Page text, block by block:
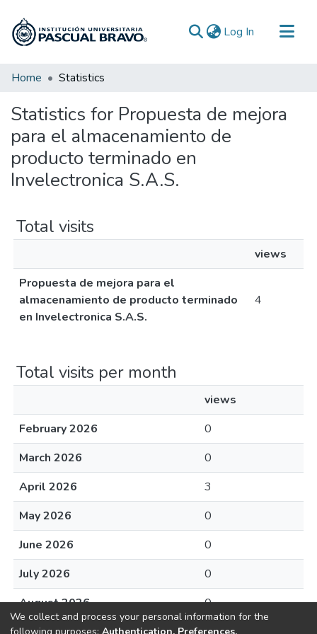
Log In (current)
Communities & Collections
Home Statistics
Statistics for Propuesta de mejora
para el almacenamiento de
producto terminado en
Invelectronica S.A.S.
Total visits
views
Propuesta de mejora para el
almacenamiento de producto terminado
en Invelectronica S.A.S.
4
Total visits per month
views
February 2026
0
March 2026
0
April 2026
3
May 2026
0
June 2026
0
July 2026
0
August 2026
0
We collect and process your personal information for the